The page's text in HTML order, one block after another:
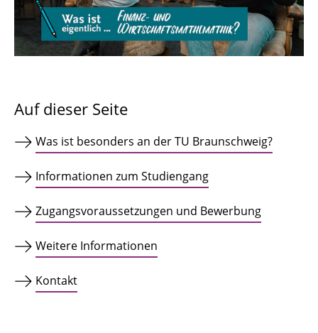
Auf dieser Seite
Was ist besonders an der TU Braunschweig?
Informationen zum Studiengang
Zugangsvoraussetzungen und Bewerbung
Weitere Informationen
Kontakt